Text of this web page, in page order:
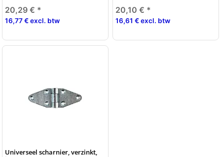
20,29 € *
16,77 € excl. btw
20,10 € *
16,61 € excl. btw
Universeel scharnier, verzinkt,